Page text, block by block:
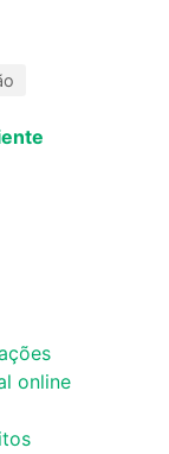
online